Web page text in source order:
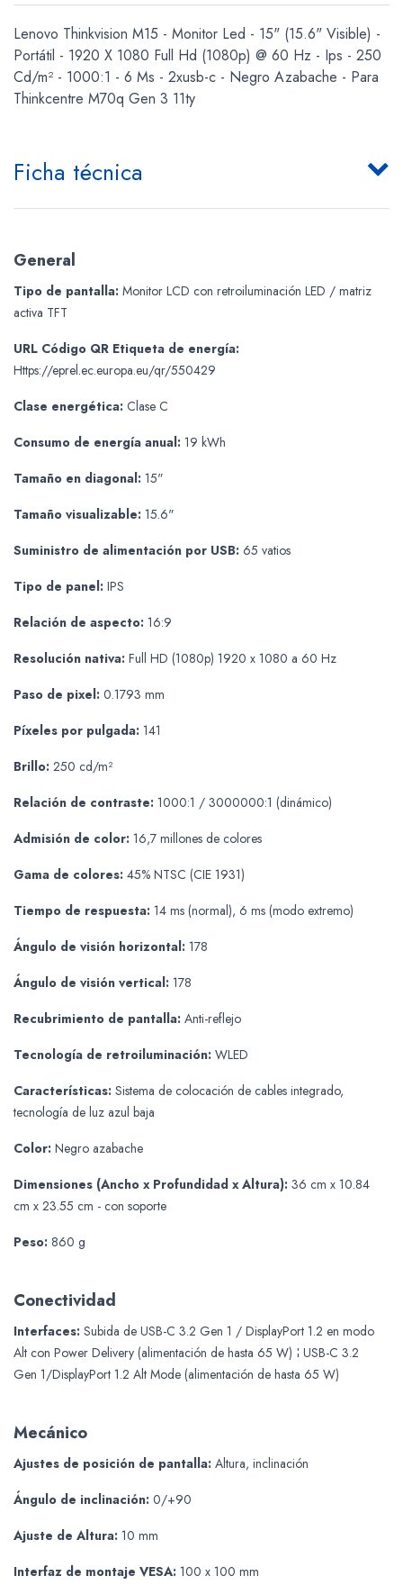
Lenovo Thinkvision M15 - Monitor Led - 15" (15.6" Visible) -
Portátil - 1920 X 1080 Full Hd (1080p) @ 60 Hz - Ips - 250
Cd/m² - 1000:1 - 6 Ms - 2xusb-c - Negro Azabache - Para
Thinkcentre M70q Gen 3 11ty
Ficha técnica
General
Tipo de pantalla: Monitor LCD con retroiluminación LED / matriz
activa TFT
URL Código QR Etiqueta de energía:
Https://eprel.ec.europa.eu/qr/550429
Clase energética: Clase C
Consumo de energía anual: 19 kWh
Tamaño en diagonal: 15"
Tamaño visualizable: 15.6"
Suministro de alimentación por USB: 65 vatios
Tipo de panel: IPS
Relación de aspecto: 16:9
Resolución nativa: Full HD (1080p) 1920 x 1080 a 60 Hz
Paso de pixel: 0.1793 mm
Píxeles por pulgada: 141
Brillo: 250 cd/m²
Relación de contraste: 1000:1 / 3000000:1 (dinámico)
Admisión de color: 16,7 millones de colores
Gama de colores: 45% NTSC (CIE 1931)
Tiempo de respuesta: 14 ms (normal), 6 ms (modo extremo)
Ángulo de visión horizontal: 178
Ángulo de visión vertical: 178
Recubrimiento de pantalla: Anti-reflejo
Tecnología de retroiluminación: WLED
Características: Sistema de colocación de cables integrado,
tecnología de luz azul baja
Color: Negro azabache
Dimensiones (Ancho x Profundidad x Altura): 36 cm x 10.84
cm x 23.55 cm - con soporte
Peso: 860 g
Conectividad
Interfaces: Subida de USB-C 3.2 Gen 1 / DisplayPort 1.2 en modo
Alt con Power Delivery (alimentación de hasta 65 W) ¦ USB-C 3.2
Gen 1/DisplayPort 1.2 Alt Mode (alimentación de hasta 65 W)
Mecánico
Ajustes de posición de pantalla: Altura, inclinación
Ángulo de inclinación: 0/+90
Ajuste de Altura: 10 mm
Interfaz de montaje VESA: 100 x 100 mm